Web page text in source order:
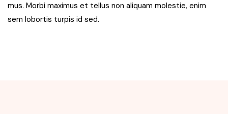
mus. Morbi maximus et tellus non aliquam molestie, enim
sem lobortis turpis id sed.